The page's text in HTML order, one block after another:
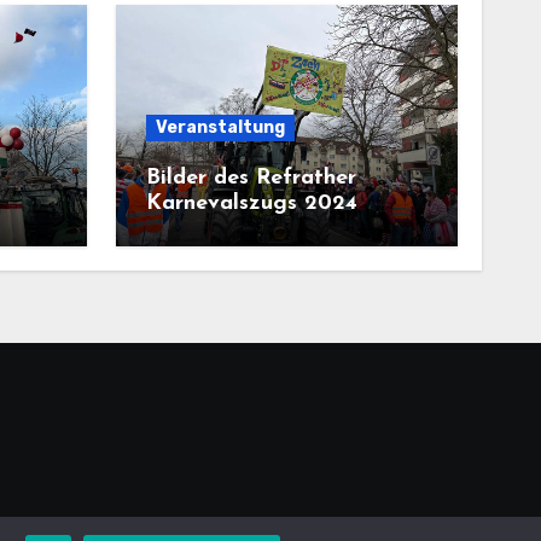
Veranstaltung
Bilder des Refrather
Karnevalszugs 2024